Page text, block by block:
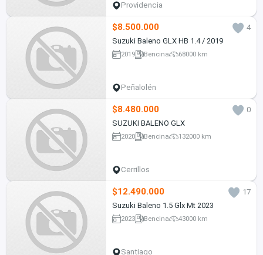
Providencia
$8.500.000
4
Suzuki Baleno GLX HB 1.4 / 2019
2019 Bencina 68000 km
Peñalolén
$8.480.000
0
SUZUKI BALENO GLX
2020 Bencina 132000 km
Cerrillos
$12.490.000
17
Suzuki Baleno 1.5 Glx Mt 2023
2023 Bencina 43000 km
Santiago